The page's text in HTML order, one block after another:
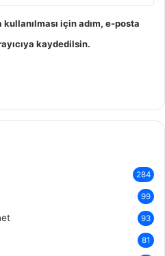
için adım, e-posta
kaydedilsin.
284
99
93
81